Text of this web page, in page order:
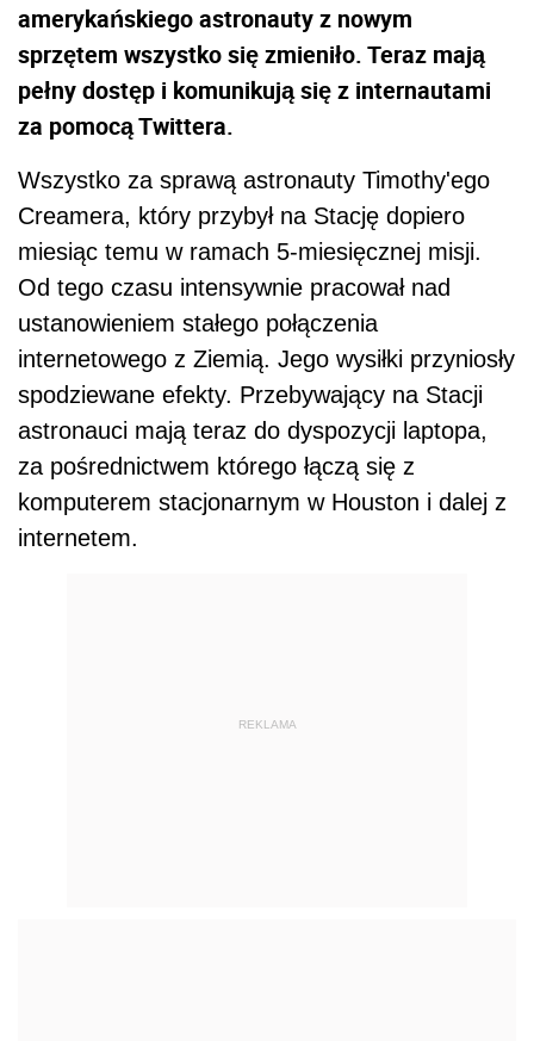
amerykańskiego astronauty z nowym
sprzętem wszystko się zmieniło. Teraz mają
pełny dostęp i komunikują się z internautami
za pomocą Twittera.
Wszystko za sprawą astronauty Timothy'ego
Creamera, który przybył na Stację dopiero
miesiąc temu w ramach 5-miesięcznej misji.
Od tego czasu intensywnie pracował nad
ustanowieniem stałego połączenia
internetowego z Ziemią. Jego wysiłki przyniosły
spodziewane efekty. Przebywający na Stacji
astronauci mają teraz do dyspozycji laptopa,
za pośrednictwem którego łączą się z
komputerem stacjonarnym w Houston i dalej z
internetem.
REKLAMA